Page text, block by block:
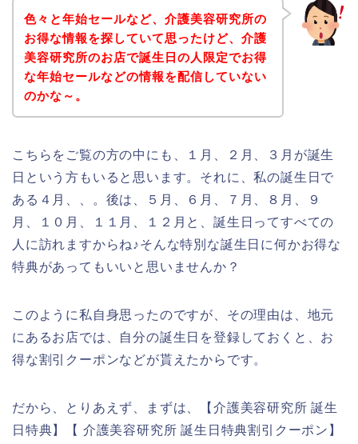
色々と年始セールなど、介護美容研究所の
お得な情報を探していて思ったけど、介護
美容研究所のお店で誕生日の人限定でお得
な年始セールなどの情報を配信していない
のかな～。
こちらをご覧の方の中にも、１月、２月、３月が誕生
日という方もいると思います。それに、私の誕生日で
ある４月、、。後は、５月、６月、７月、８月、９
月、１０月、１１月、１２月と、誕生日ってすべての
人に訪れますからね♪そんな特別な誕生日に何かお得な
特典があってもいいと思いませんか？
このように私自身思ったのですが、その理由は、地元
にあるお店では、自分の誕生日を登録しておくと、お
得な割引クーポンなどが貰えたからです。
だから、とりあえず、まずは、【介護美容研究所 誕生
日特典】【 介護美容研究所 誕生日特典割引クーポン】